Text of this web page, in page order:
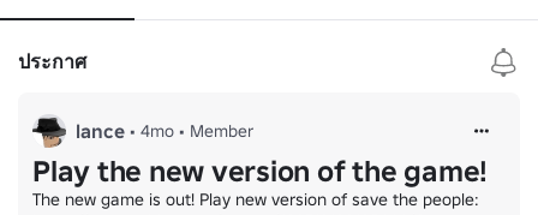
ประกาศ
lance • 4mo • Member
Play the new version of the game!